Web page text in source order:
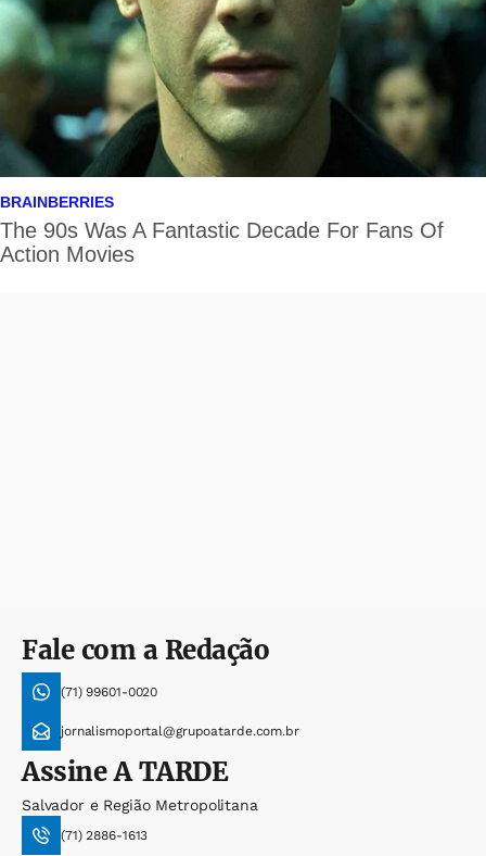
Fale com a Redação
(71) 99601-0020
jornalismoportal@grupoatarde.com.br
AssineA TARDE
Salvador e Região Metropolitana
(71) 2886-1613